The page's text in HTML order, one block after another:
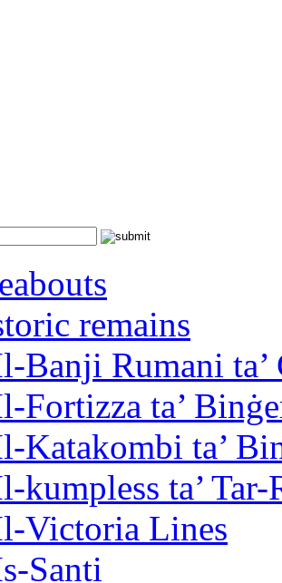
remains
Banji Rumani ta’
Fortizza ta’
Katakombi ta’
kumpless ta’ Tar-
Victoria Lines
Santi